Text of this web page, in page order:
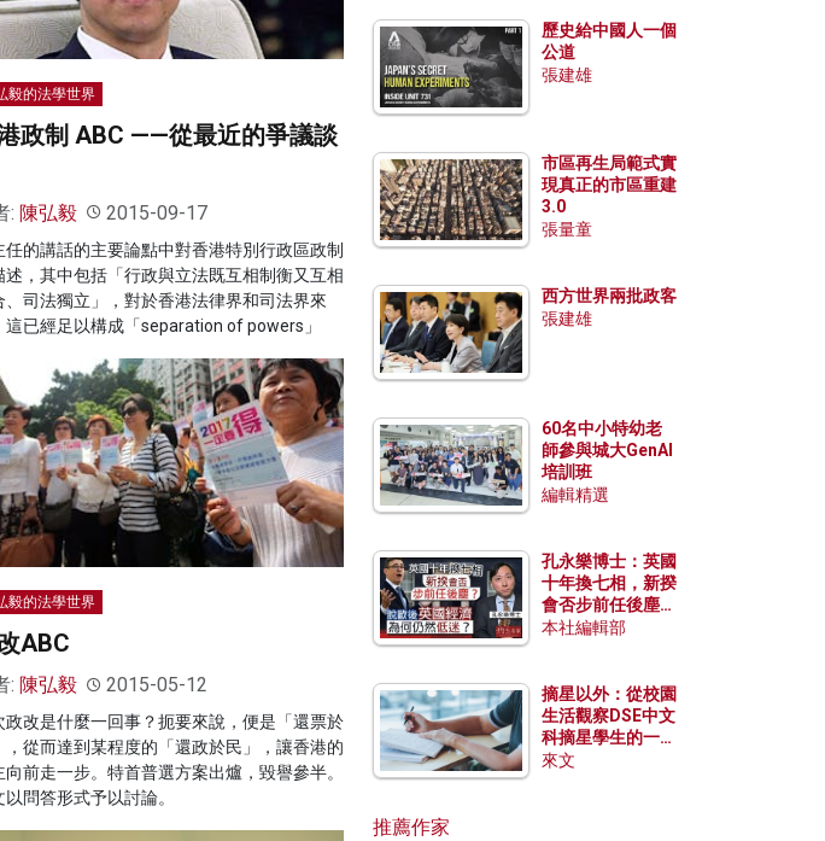
毅的法學世界
政制 ABC ——從最近的爭議談
: 陳弘毅 2015-09-17
任的講話的主要論點中對香港特別行政區政制
述，其中包括「行政與立法既互相制衡又互相
、司法獨立」，對於香港法律界和司法界來
這已經足以構成「separation of powers」
毅的法學世界
ABC
: 陳弘毅 2015-05-12
政改是什麼一回事？扼要來說，便是「還票於
，從而達到某程度的「還政於民」，讓香港的
向前走一步。特首普選方案出爐，毀譽參半。
以問答形式予以討論。
歷史給中國人一個
公道
張建雄
市區再生局範式實
現真正的市區重建
3.0
張量童
西方世界兩批政客
張建雄
60名中小特幼老
師參與城大GenAI
培訓班
編輯精選
孔永樂博士：英國
十年換七相，新揆
會否步前任後塵？
脫歐後英國經濟為
本社編輯部
摘星以外：從校園
生活觀察DSE中文
科摘星學生的一點
特質
來文
推薦作家